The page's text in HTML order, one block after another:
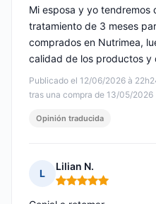
Publicado el 12/06/2026 à
tras una compra de 13/05/2026
Mi esposa y yo
tratamiento de 3 meses
comprados en Nutrimea,
calidad de los productos y
Opinión traducida
L
Lilian N.
Nota: 5 de 5